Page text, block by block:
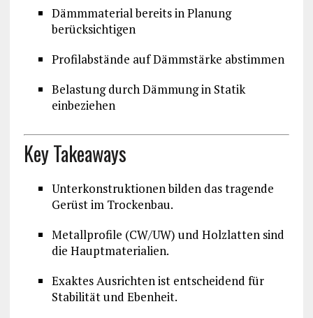
Dämmmaterial bereits in Planung
berücksichtigen
Profilabstände auf Dämmstärke abstimmen
Belastung durch Dämmung in Statik
einbeziehen
Key Takeaways
Unterkonstruktionen bilden das tragende
Gerüst im Trockenbau.
Metallprofile (CW/UW) und Holzlatten sind
die Hauptmaterialien.
Exaktes Ausrichten ist entscheidend für
Stabilität und Ebenheit.